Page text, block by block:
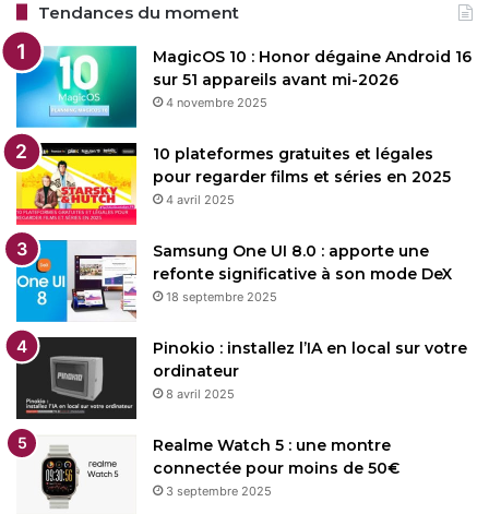
Tendances du moment
MagicOS 10 : Honor dégaine Android 16
sur 51 appareils avant mi-2026
4 novembre 2025
10 plateformes gratuites et légales
pour regarder films et séries en 2025
4 avril 2025
Samsung One UI 8.0 : apporte une
refonte significative à son mode DeX
18 septembre 2025
Pinokio : installez l’IA en local sur votre
ordinateur
8 avril 2025
Realme Watch 5 : une montre
connectée pour moins de 50€
3 septembre 2025